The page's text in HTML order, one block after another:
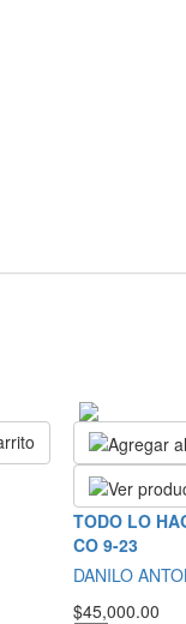
TODO LO
CO 9-23
DANILO
$45,000.00